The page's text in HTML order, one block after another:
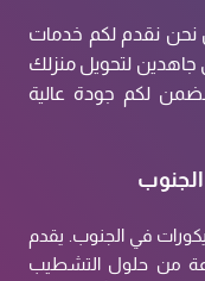
نحن نقدم لكم خدمات
جاهدين لتحويل منزلك
لكم جودة عالية
في الجنوب. يقدم
من حلول التشطيب